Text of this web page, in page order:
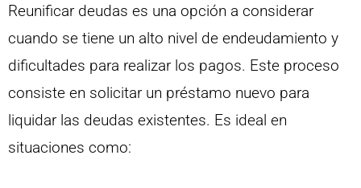
Reunificar deudas es una opción a considerar
cuando se tiene un alto nivel de endeudamiento y
dificultades para realizar los pagos. Este proceso
consiste en solicitar un préstamo nuevo para
liquidar las deudas existentes. Es ideal en
situaciones como: